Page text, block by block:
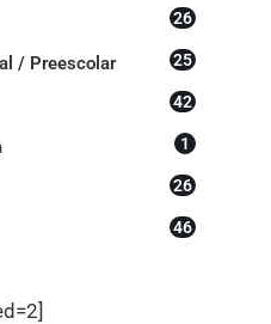
26
/ Preescolar 25
42
1
26
46